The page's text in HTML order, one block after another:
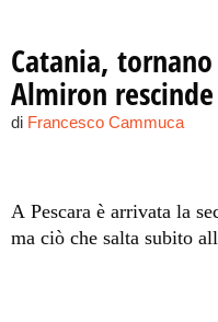
Catania,
Almiron
di Francesco Cammuca
A Pescara è arrivata la
ma ciò che salta subito